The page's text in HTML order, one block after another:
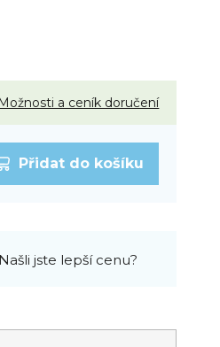
Možnosti a ceník doručení
Přidat do košíku
Našli jste lepší cenu?